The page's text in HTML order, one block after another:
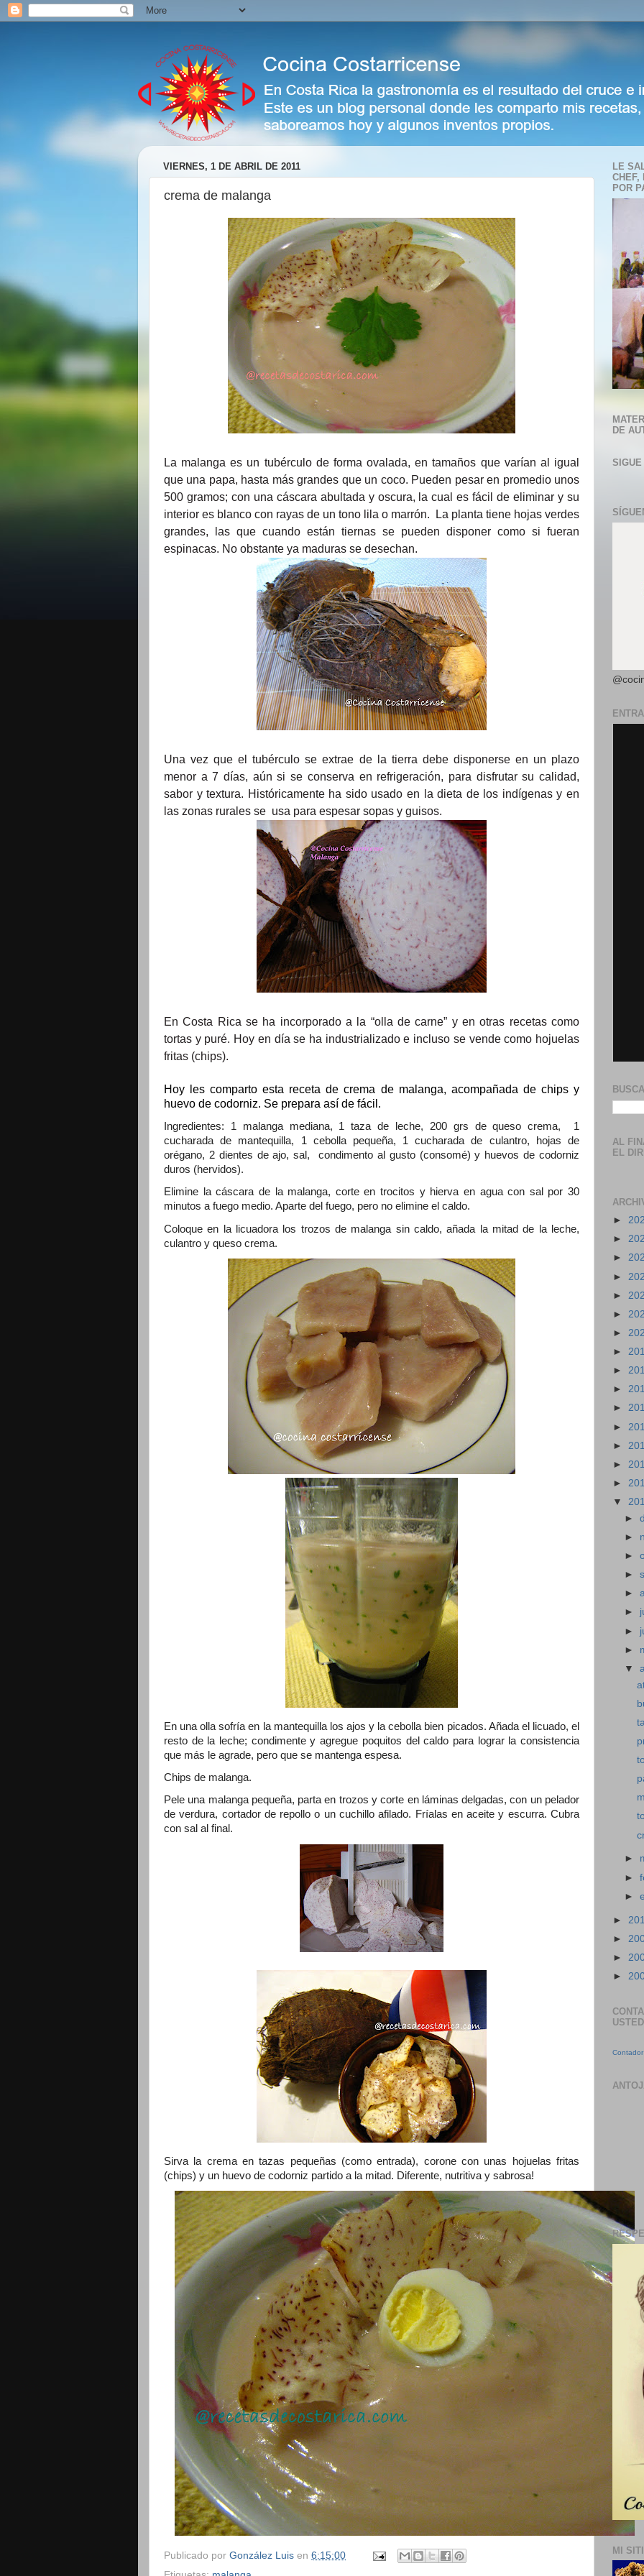
VIERNES, 1 DE ABRIL DE 2011
crema de malanga
La malanga es un tubérculo de forma ovalada, en tamaños que varían al igual
que una papa, hasta más grandes que un coco. Pueden pesar en promedio unos
500 gramos; con una cáscara abultada y oscura, la cual es fácil de eliminar y su
interior es blanco con rayas de un tono lila o marrón.
La planta tiene hojas verdes
grandes, las que cuando están tiernas se pueden disponer como si fueran
espinacas. No obstante ya maduras se desechan.
Una vez que el tubérculo se extrae de la tierra debe disponerse en un plazo
menor a 7 días, aún si se conserva en refrigeración, para disfrutar su calidad,
sabor y textura. Históricamente ha sido usado en la dieta de los indígenas y en
las zonas rurales se usa para espesar sopas y guisos.
En Costa Rica se ha incorporado a la “olla de carne” y en otras recetas como
tortas y puré. Hoy en día se ha industrializado e incluso se vende como hojuelas
fritas (chips).
Hoy les comparto esta receta de crema de malanga, acompañada de chips y
huevo de codorniz. Se prepara así de fácil.
Ingredientes: 1 malanga mediana, 1 taza de leche, 200 grs de queso crema,
1
cucharada de mantequilla, 1 cebolla pequeña, 1 cucharada de culantro, hojas de
orégano, 2 dientes de ajo, sal,
condimento al gusto (consomé) y huevos de codorniz
duros (hervidos).
Elimine la cáscara de la malanga, corte en trocitos y hierva en agua con sal por 30
minutos a fuego medio. Aparte del fuego, pero no elimine el caldo.
Coloque en la licuadora los trozos de malanga sin caldo, añada la mitad de la leche,
culantro y queso crema.
En una olla sofría en la mantequilla los ajos y la cebolla bien picados. Añada el licuado, el
resto de la leche; condimente y agregue poquitos del caldo para lograr la consistencia
que más le agrade, pero que se mantenga espesa.
Chips de malanga.
Pele una malanga pequeña, parta en trozos y corte en láminas delgadas, con un pelador
de verdura, cortador de repollo o un cuchillo afilado. Fríalas en aceite y escurra. Cubra
con sal al final.
Sirva la crema en tazas pequeñas (como entrada), corone con unas hojuelas fritas
(chips) y un huevo de codorniz partido a la mitad. Diferente, nutritiva y sabrosa!
Publicado por González Luis en 6:15:00
LE
CHEF,
POR
DE
AL
EL
►
►
►
►
►
►
►
►
►
►
►
►
►
►
►
▼
►
►
►
►
►
►
►
►
▼
►
►
►
►
►
►
►
MI